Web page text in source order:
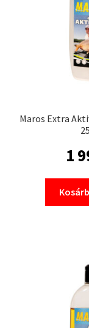
Maros Extra
1